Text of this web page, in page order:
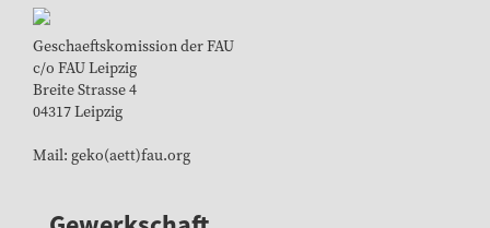
Geschaeftskomission der FAU
c/o FAU Leipzig
Breite Strasse 4
04317 Leipzig
Mail: geko(aett)fau.org